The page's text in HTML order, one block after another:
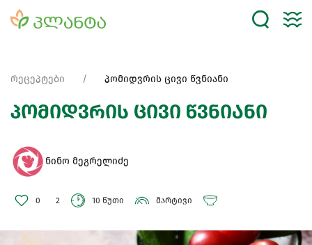
რეცეპტები პომიდვრის ცივი წვნიანი
პომიდვრის ცივი წვნიანი
ნინო მეგრელიძე
0 2 10 წუთი მარტივი